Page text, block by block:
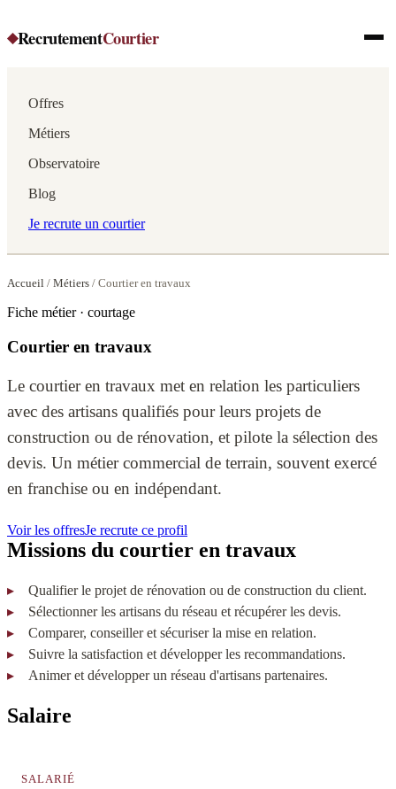
◆RecrutementCourtier
Offres
Métiers
Observatoire
Blog
Je recrute un courtier
Accueil / Métiers / Courtier en travaux
Fiche métier · courtage
Courtier en travaux
Le courtier en travaux met en relation les particuliers
avec des artisans qualifiés pour leurs projets de
construction ou de rénovation, et pilote la sélection des
devis. Un métier commercial de terrain, souvent exercé
en franchise ou en indépendant.
Voir les offresJe recrute ce profil
Missions du courtier en travaux
Qualifier le projet de rénovation ou de construction du client.
Sélectionner les artisans du réseau et récupérer les devis.
Comparer, conseiller et sécuriser la mise en relation.
Suivre la satisfaction et développer les recommandations.
Animer et développer un réseau d'artisans partenaires.
Salaire
SALARIÉ